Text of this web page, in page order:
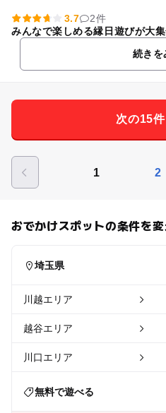
3.7
2件
みんなで楽しめる縁日遊びが大集
続きを
次の15
1 2
おでかけスポットの条件を
埼玉県
川越エリア
越谷エリア
川口エリア
無料で遊べる